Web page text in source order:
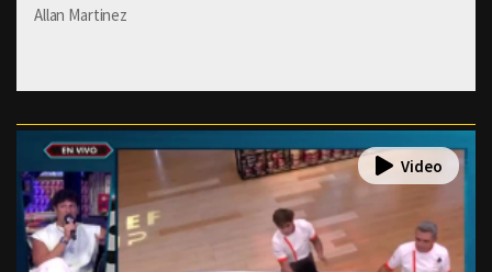
Allan Martinez